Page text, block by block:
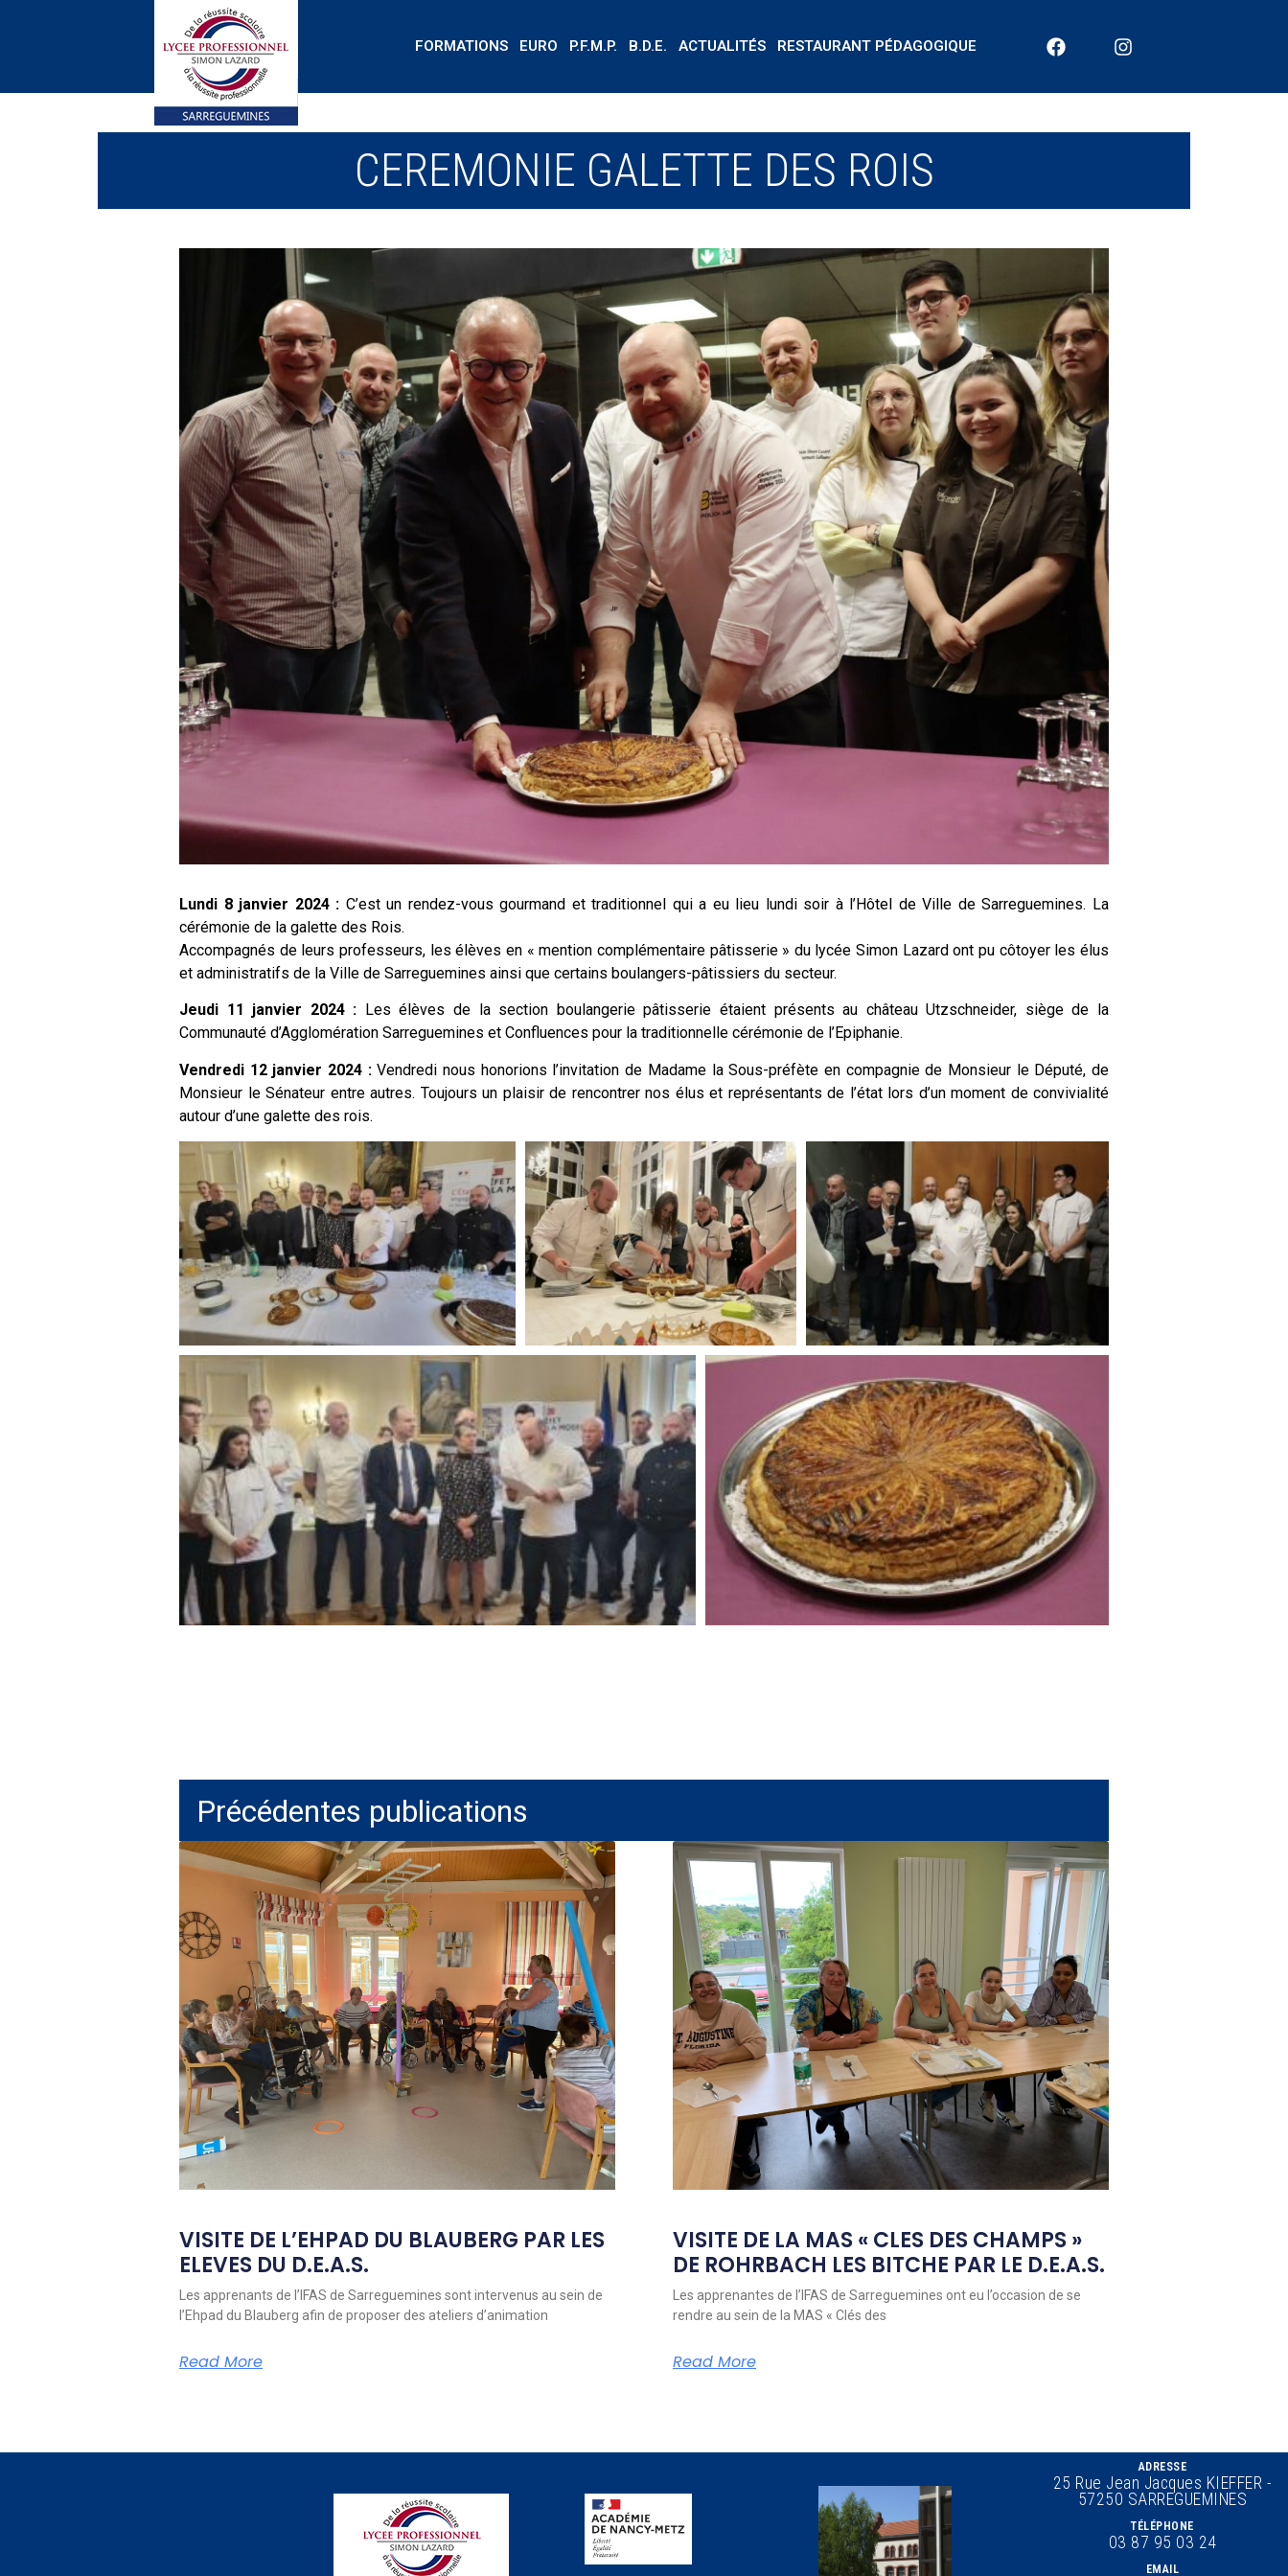
FORMATIONS EURO P.F.M.P. B.D.E. ACTUALITÉS RESTAURANT PÉDAGOGIQUE
CEREMONIE GALETTE DES ROIS
Lundi 8 janvier 2024 : C’est un rendez-vous gourmand et traditionnel qui a eu lieu lundi soir à l’Hôtel de Ville de Sarreguemines. La
cérémonie de la galette des Rois.
Accompagnés de leurs professeurs, les élèves en « mention complémentaire pâtisserie » du lycée Simon Lazard ont pu côtoyer les élus
et administratifs de la Ville de Sarreguemines ainsi que certains boulangers-pâtissiers du secteur.
Jeudi 11 janvier 2024 : Les élèves de la section boulangerie pâtisserie étaient présents au château Utzschneider, siège de la
Communauté d’Agglomération Sarreguemines et Confluences pour la traditionnelle cérémonie de l’Epiphanie.
Vendredi 12 janvier 2024 :Vendredi nous honorions l’invitation de Madame la Sous-préfète en compagnie de Monsieur le Député, de
Monsieur le Sénateur entre autres. Toujours un plaisir de rencontrer nos élus et représentants de l’état lors d’un moment de convivialité
autour d’une galette des rois.
Précédentes publications
VISITE DE L’EHPAD DU BLAUBERG PAR LES
ELEVES DU D.E.A.S.
Les apprenants de l’IFAS de Sarreguemines sont intervenus au sein de
l’Ehpad du Blauberg afin de proposer des ateliers d’animation
Read More
VISITE DE LA MAS « CLES DES CHAMPS »
DE ROHRBACH LES BITCHE PAR LE D.E.A.S.
Les apprenantes de l’IFAS de Sarreguemines ont eu l’occasion de se
rendre au sein de la MAS « Clés des
Read More
ADRESSE
25 Rue Jean Jacques KIEFFER -
57250 SARREGUEMINES
TÉLÉPHONE
03 87 95 03 24
EMAIL